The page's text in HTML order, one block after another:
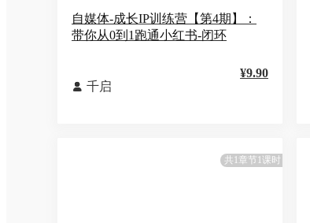
自媒体-成长IP训练营【第4期】：
带你从0到1跑通小红书-闭环
 千启
¥9.90
共1章节1课时